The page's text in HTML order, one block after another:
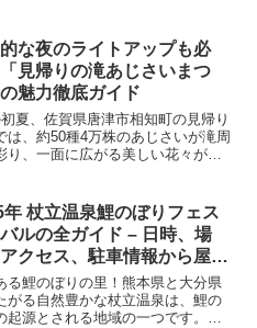
光の作品が、訪れる人々に新しい
与えます。この...
な夜のライトアップも必
見帰りの滝あじさいまつ
魅力徹底ガイド
夏、佐賀県唐津市相知町の見帰り
は、約50種4万株のあじさいが滝周
り、一面に広がる美しい花々が訪
ぶきと見事に調和し、幻想的な景
り出します。...
年 杖立温泉鯉のぼりフェス
ルの全ガイド – 日時、場
クセス、駐車情報から屋台
ント情報まで詳細解説！
る鯉のぼりの里！熊本県と大分県
がる自然豊かな杖立温泉は、鯉の
起源とされる地域の一つです。こ